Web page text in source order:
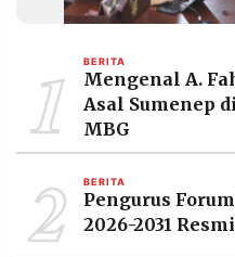
RESOLUSI
MEDIA
©
Resolusi.co
-
PT.
RESOLUSI
MEDIA
1 BERITA
Mengenal A.
Asal Sumenep
MBG
2 BERITA
Pengurus
2026-2031